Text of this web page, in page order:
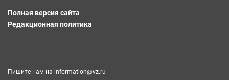
Полная версия сайта
Редакционная политика
Пишите нам на information@vz.ru